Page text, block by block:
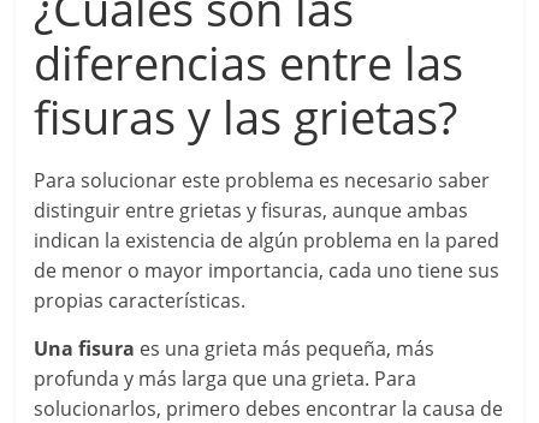
diferencias entre las
fisuras y las grietas?
Para solucionar este problema es necesario saber
distinguir entre grietas y fisuras, aunque ambas
indican la existencia de algún problema en la pared
de menor o mayor importancia, cada uno tiene sus
propias características.
Una fisura es una grieta más pequeña, más
profunda y más larga que una grieta. Para
solucionarlos, primero debes encontrar la causa de